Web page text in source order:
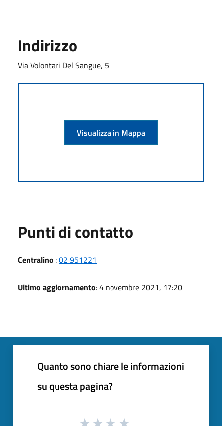
Indirizzo
Via Volontari Del Sangue, 5
Visualizza in Mappa
Punti di contatto
Centralino :02 951221
Ultimo aggiornamento: 4 novembre 2021, 17:20
Quanto sono chiare le informazioni
su questa pagina?